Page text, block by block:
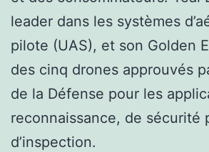
leader dans les systèmes
pilote (UAS), et son Golden
des cinq drones approuvés
de la Défense pour les
reconnaissance, de sécurité
d’inspection.